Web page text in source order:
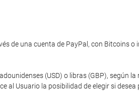
de una cuenta de PayPal, con Bitcoins o
(USD) o libras (GBP), según la
al Usuario la posibilidad de elegir si desea